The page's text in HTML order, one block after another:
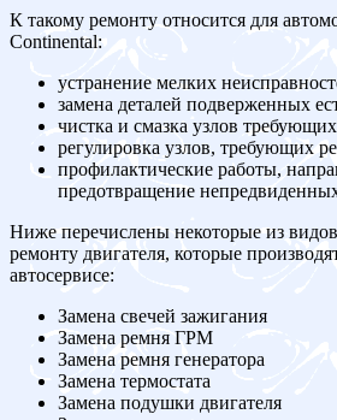
К такому ремонту относится для
Continental:
устранение мелких
замена деталей подверженных
чистка и смазка узлов
регулировка узлов, требующих
профилактические работы,
предотвращение
Ниже перечислены некоторые из
ремонту двигателя, которые
автосервисе:
Замена свечей зажигания
Замена ремня ГРМ
Замена ремня генератора
Замена термостата
Замена подушки двигателя